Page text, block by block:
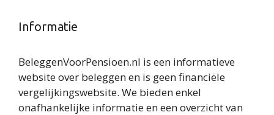
Informatie
BeleggenVoorPensioen.nl is een informatieve
website over beleggen en is geen financiële
vergelijkingswebsite. We bieden enkel
onafhankelijke informatie en een overzicht van